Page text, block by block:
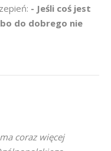
- Jeśli coś jest
do dobrego nie
coraz więcej